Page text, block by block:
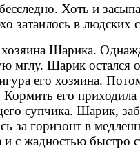
Хоть и
затаилось в
Шарика.
мглу. Шарик
его хозяина.
его
супчика. Шарик,
за горизонт в
с жадностью быстро